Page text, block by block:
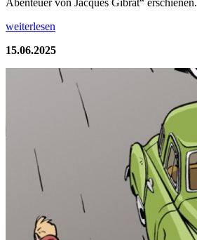
Abenteuer von Jacques Gibrat“ erschienen.
weiterlesen
15.06.2025